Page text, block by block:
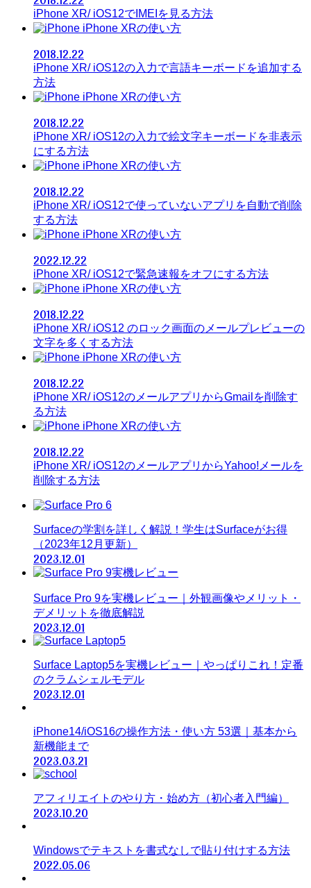
iPhone XR/ iOS12でIMEIを見る方法
iPhone XRの使い方
2018.12.22
iPhone XR/ iOS12の入力で言語キーボードを追加する
方法
iPhone XRの使い方
2018.12.22
iPhone XR/ iOS12の入力で絵文字キーボードを非表示
にする方法
iPhone XRの使い方
2018.12.22
iPhone XR/ iOS12で使っていないアプリを自動で削除
する方法
iPhone XRの使い方
2022.12.22
iPhone XR/ iOS12で緊急速報をオフにする方法
iPhone XRの使い方
2018.12.22
iPhone XR/ iOS12 のロック画面のメールプレビューの
文字を多くする方法
iPhone XRの使い方
2018.12.22
iPhone XR/ iOS12のメールアプリからGmailを削除す
る方法
iPhone XRの使い方
2018.12.22
iPhone XR/ iOS12のメールアプリからYahoo!メールを
削除する方法
Surfaceの学割を詳しく解説！学生はSurfaceがお得
（2023年12月更新）
2023.12.01
Surface Pro 9を実機レビュー｜外観画像やメリット・
デメリットを徹底解説
2023.12.01
Surface Laptop5を実機レビュー｜やっぱりこれ！定番
のクラムシェルモデル
2023.12.01
iPhone14/iOS16の操作方法・使い方 53選｜基本から
新機能まで
2023.03.21
アフィリエイトのやり方・始め方（初心者入門編）
2023.10.20
Windowsでテキストを書式なしで貼り付けする方法
2022.05.06